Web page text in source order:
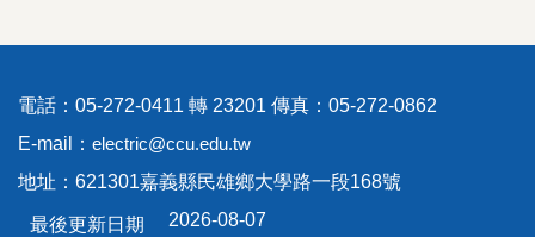
電話：05-272-0411 轉 23201 傳真：05-272-0862
E-mail： electric@ccu.edu.tw
地址：621301嘉義縣民雄鄉大學路一段168號
最後更新日期 2026-08-07